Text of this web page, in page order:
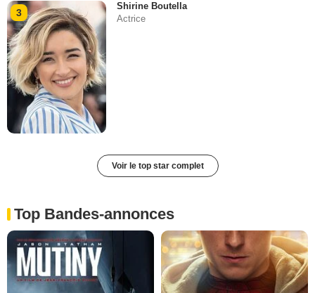
3
Shirine Boutella
Actrice
Voir le top star complet
Top Bandes-annonces